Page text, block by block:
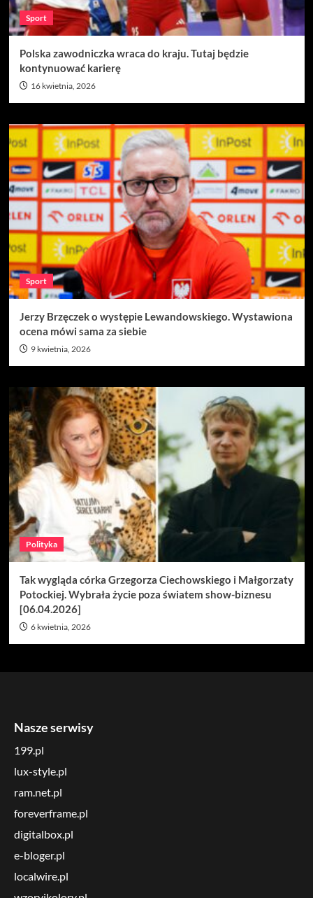
Sport
Polska zawodniczka wraca do kraju. Tutaj będzie
kontynuować karierę
16 kwietnia, 2026
Sport
Jerzy Brzęczek o występie Lewandowskiego. Wystawiona
ocena mówi sama za siebie
9 kwietnia, 2026
Polityka
Tak wygląda córka Grzegorza Ciechowskiego i Małgorzaty
Potockiej. Wybrała życie poza światem show-biznesu
[06.04.2026]
6 kwietnia, 2026
Nasze serwisy
199.pl
lux-style.pl
ram.net.pl
foreverframe.pl
digitalbox.pl
e-bloger.pl
localwire.pl